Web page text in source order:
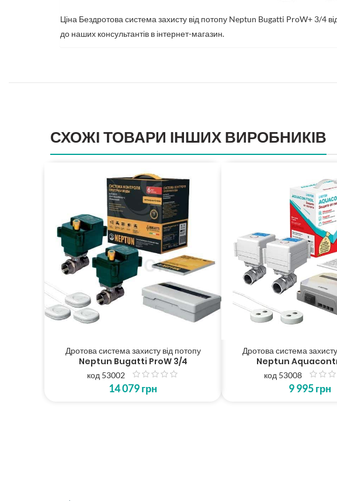
Ціна Бездротова система захисту від потопу Neptun Bugatti ProW+ 3/4
до наших консультантів в інтернет-магазин.
СХОЖІ ТОВАРИ ІНШИХ ВИРОБНИКІВ
Дротова система захисту від потопу
Neptun Bugatti ProW 3/4
код 53002
14 079грн
Дротова система
Neptun
код 53008
9 995грн